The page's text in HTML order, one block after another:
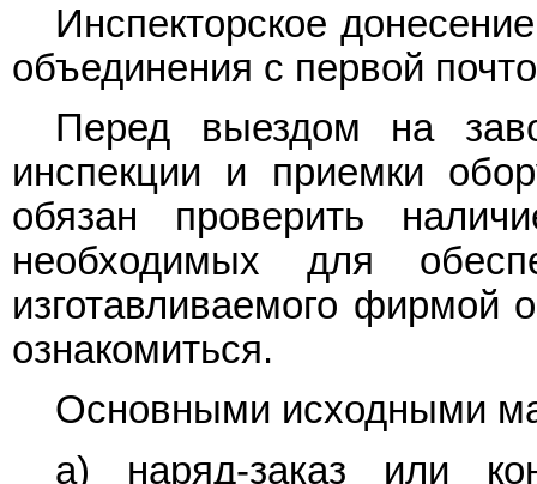
Инспекторское
объединения с первой
Перед выездом на
инспекции и приемки
обязан проверить
необходимых для
изготавливаемого фирмой
ознакомиться.
Основными исходными
а) наряд-заказ или